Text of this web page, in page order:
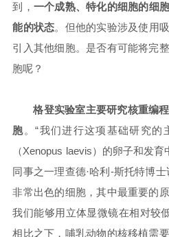
到， 一个成熟、特化的细胞的细
能的状态。但他的实验涉及使用
引入其他细胞。是否有可能将完
胞呢？
格登实验室主要研究核重编
胞。“我们进行这项基础研究的
（Xenopus laevis）的卵子和发
同事之一理查德·哈利-斯托特博
非常出色的细胞，其中最重要的
我们能够用立体显微镜在相对较
相比之下，哺乳动物的核移植需